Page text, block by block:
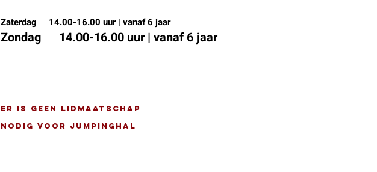
Zaterdag 14.00-16.00 uur | vanaf 6 jaar
Zondag 14.00-16.00 uur | vanaf 6 jaar
Er is geen lidmaatschap
nodig voor Jumpinghal